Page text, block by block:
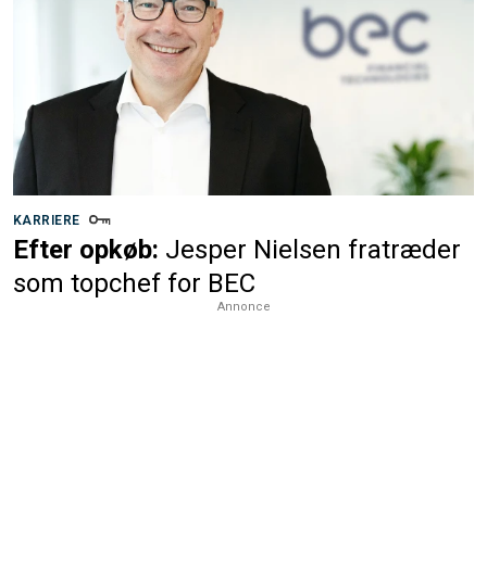
KARRIERE
Efter opkøb: Jesper Nielsen fratræder
som topchef for BEC
Annonce